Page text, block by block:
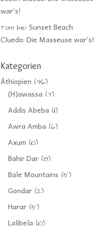
war’s!
Tom beiSunset Beach
Cluedo: Die Masseuse war’s!
Kategorien
Äthiopien (96)
(H)awassa (7)
Addis Abeba (11)
Awra Amba (6)
Axum (10)
Bahir Dar (8)
Bale Mountains (5)
Gondar (2)
Harar (5)
Lalibela (10)